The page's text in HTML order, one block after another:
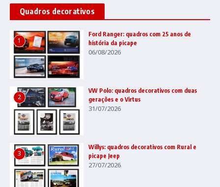
Quadros decorativos
1
Ford Ranger: quadros com 25 anos de
história da picape
06/08/2026
2
VW Polo: quadros decorativos com duas
gerações e o Virtus
31/07/2026
3
Willys: quadros decorativos com Rural e
picape Jeep
27/07/2026